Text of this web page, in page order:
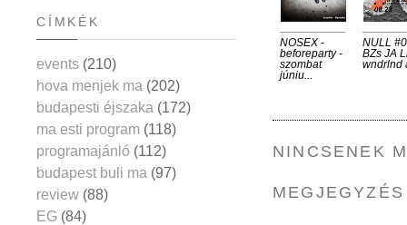
NOSEX -
beforeparty -
szombat
júniu...
NULL
BZs JA
wndrlnd
NINCSENEK
CÍMKÉK
events (210)
hova menjek ma (202)
budapesti éjszaka (172)
ma esti program (118)
programajánló (112)
budapest buli ma (97)
review (88)
EG (84)